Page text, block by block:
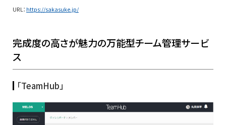
URL： https://sakasuke.jp/
完成度の高さが魅力の万能型チーム管理サービ
ス
「TeamHub」